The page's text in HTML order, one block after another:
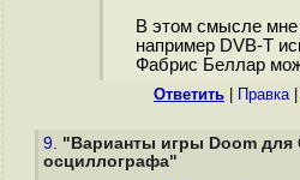
В этом смысле мне
например DVB-T
Фабрис Беллар
Ответить Правка|
9. "Варианты игры Doom для
осциллографа"